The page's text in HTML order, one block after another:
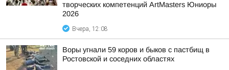
творческих компетенций ArtMasters Юниоры
2026
Вчера, 12:08
Воры угнали 59 коров и быков с пастбищ в
Ростовской и соседних областях